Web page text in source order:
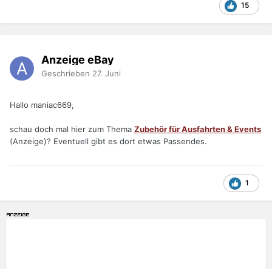
15
Anzeige eBay
Geschrieben 27. Juni
Hallo maniac669,
schau doch mal hier zum Thema Zubehör für Ausfahrten & Events
(Anzeige)? Eventuell gibt es dort etwas Passendes.
1